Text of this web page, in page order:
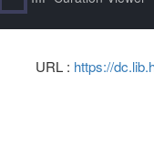
URL : https://